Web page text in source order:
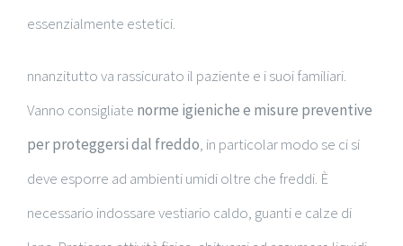
essenzialmente estetici.
nnanzitutto va rassicurato il paziente e i suoi familiari.
Vanno consigliate norme igieniche e misure preventive
per proteggersi dal freddo, in particolar modo se ci si
deve esporre ad ambienti umidi oltre che freddi. È
necessario indossare vestiario caldo, guanti e calze di